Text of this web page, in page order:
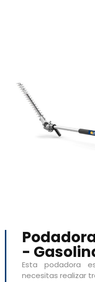
-
Esta podadora
necesitas realizar